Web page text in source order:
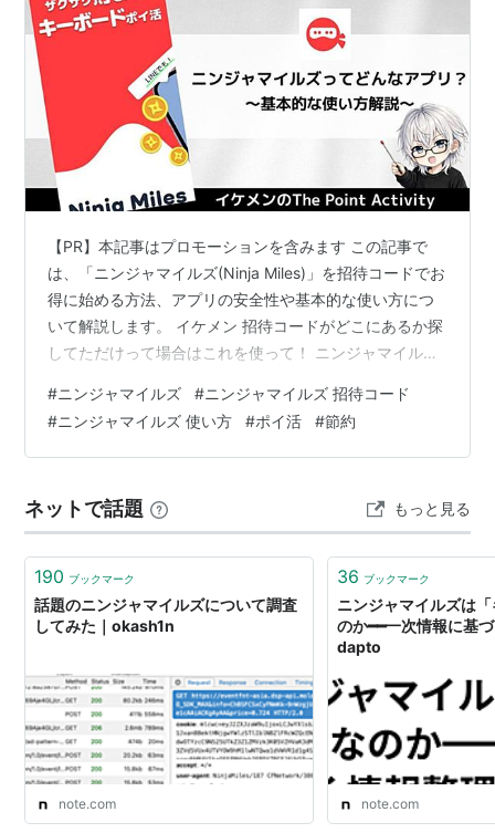
【PR】本記事はプロモーションを含みます この記事で
は、「ニンジャマイルズ(Ninja Miles)」を招待コードでお
得に始める方法、アプリの安全性や基本的な使い方につ
いて解説します。 イケメン 招待コードがどこにあるか探
してただけって場合はこれを使って！ ニンジャマイルズ
posted withアプリーチ ニンジャマイルズ 招待コード
FAKOEILAMF ニンジャマイルズってどんなアプリ？ 安全
性について ニンジャマイルズの招待コードで5000マイ
【STEP1…
#ニンジャマイルズ #ニンジャマイルズ 招待コード
#ニンジャマイルズ 使い方 #ポイ活 #節約
ネットで話題 もっと見る
190 ブックマーク
話題のニンジャマイルズについて調査
してみた｜okash1n
note.com
36 ブックマーク
ニンジャマイルズは
のか━━一次情報に基
dapto
note.com